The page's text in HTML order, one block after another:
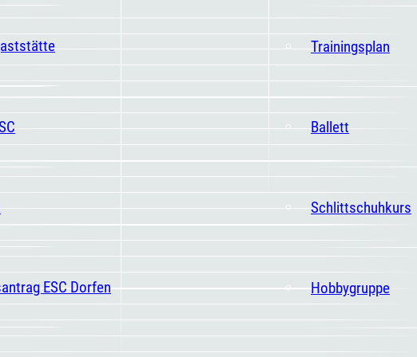
Trainingsplan
Ballett
Schlittschuhkurs
Hobbygruppe
ESC Dorfen